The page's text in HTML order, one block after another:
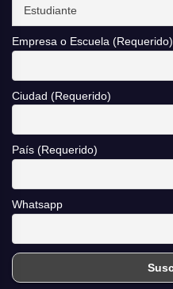
Empresa o Escuela (Requerido)
Ciudad (Requerido)
País (Requerido)
Whatsapp